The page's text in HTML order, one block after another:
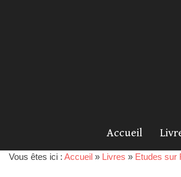
Accueil
Vous êtes ici : Accueil » Livres » Etudes sur